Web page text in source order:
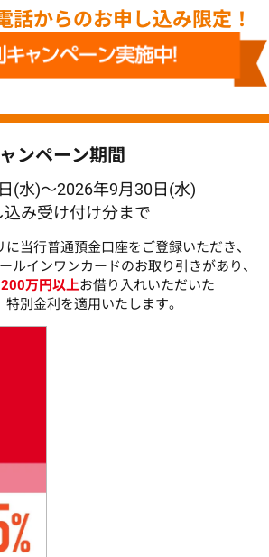
話からのお申し込み限定！
ンペーン期間
(水)～2026年9月30日(水)
込み受け付け分まで
当行普通預金口座を ご登録いただき、
ルインワンカードのお取り引きがあり、
200万円以上お借り入れいただいた
別金利を適用いたします。